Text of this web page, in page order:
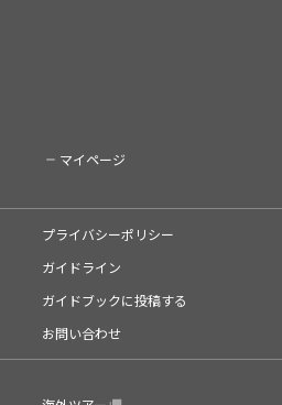
マイページ
プライバシーポリシー
ガイドライン
ガイドブックに投稿する
お問い合わせ